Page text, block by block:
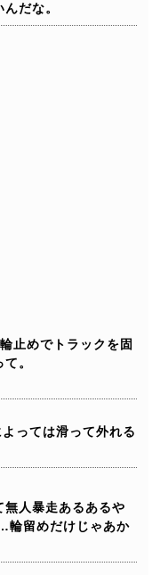
だな。
止めでトラックを固
。
っては滑って外れる
無人暴走あるあるや
輪留めだけじゃあか